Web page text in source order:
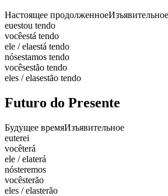
Настоящее продолженноеИзъявительное
euestou tendo
vocêestá tendo
ele / elaestá tendo
nósestamos tendo
vocêsestão tendo
eles / elasestão tendo
Futuro do Presente
Будущее времяИзъявительное
euterei
vocêterá
ele / elaterá
nósteremos
vocêsterão
eles / elasterão